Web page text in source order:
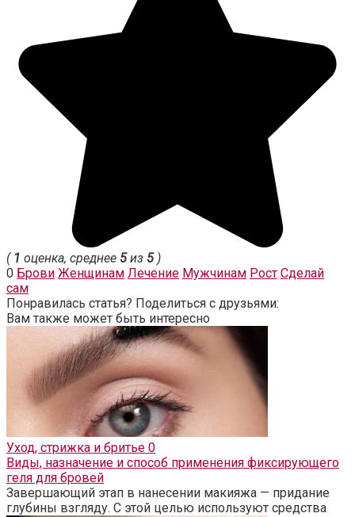
( 1 оценка, среднее 5из 5)
0 Брови Женщинам Лечение Мужчинам Рост Сделай
сам
Понравилась статья? Поделиться с друзьями:
Вам также может быть интересно
Уход, стрижка и бритье 0
Виды, назначение и способ применения фиксирующего
геля для бровей
Завершающий этап в нанесении макияжа — придание
глубины взгляду. С этой целью используют средства